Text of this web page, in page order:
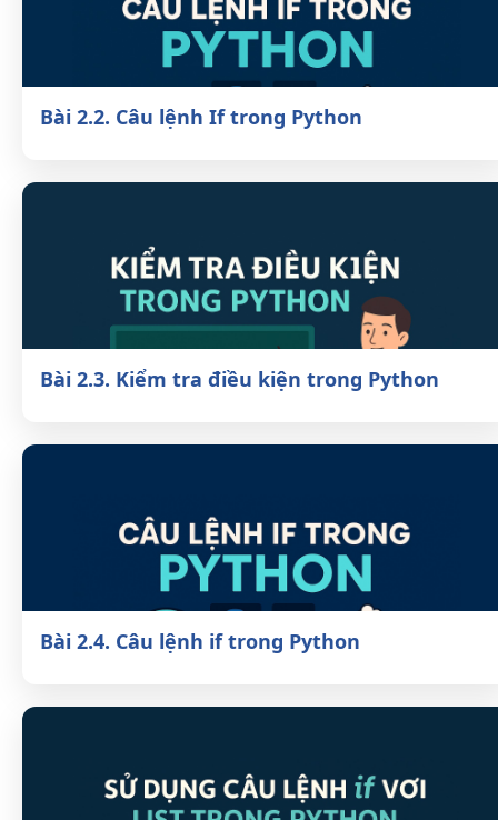
Bài 2.2. Câu lệnh If trong Python
Bài 2.3. Kiểm tra điều kiện trong Python
Bài 2.4. Câu lệnh if trong Python